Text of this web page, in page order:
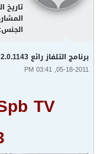
تاريخ
الجنس:
برنامج التلفاز رائع SPB Software Spb TV v2.0.1143
05-18-2011, 03:41 PM
TV